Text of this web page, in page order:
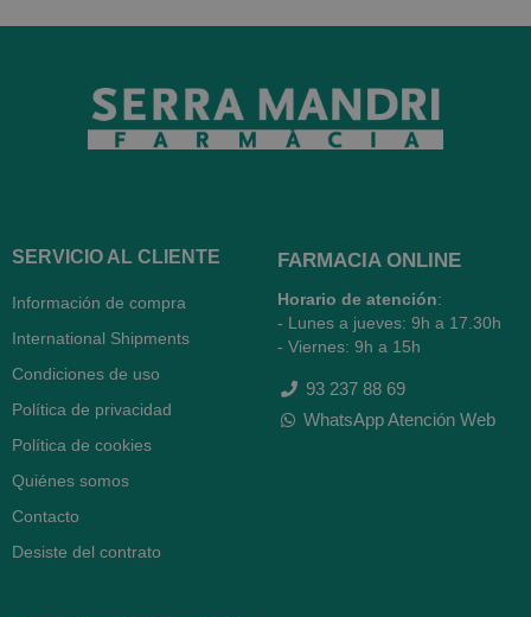
SERVICIO AL CLIENTE
Información de compra
International Shipments
Condiciones de uso
Política de privacidad
Política de cookies
Quiénes somos
Contacto
Desiste del contrato
FARMACIA ONLINE
Horario de atención:
- Lunes a jueves: 9h a 17.30h
- Viernes: 9h a 15h
93 237 88 69
WhatsApp Atención Web